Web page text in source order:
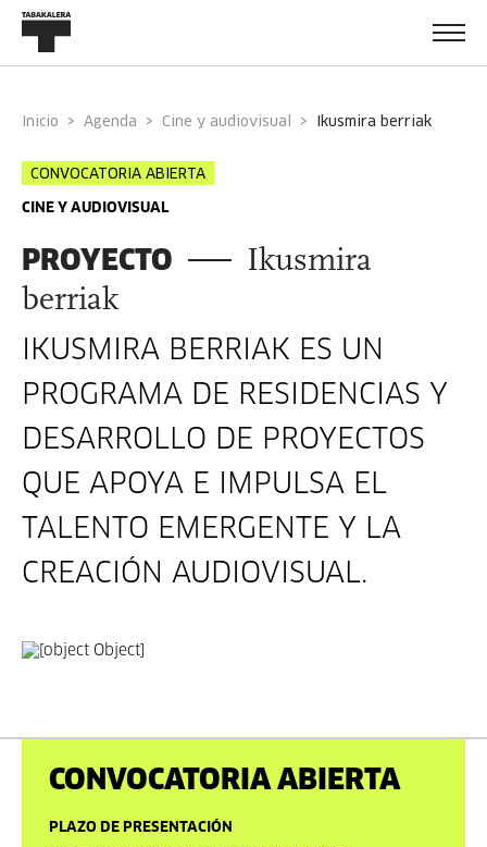
Inicio Agenda Cine y audiovisual ikusmira berriak
CONVOCATORIA ABIERTA
CINE Y AUDIOVISUAL
PROYECTO
Ikusmira
berriak
IKUSMIRA BERRIAK ES UN
PROGRAMA DE RESIDENCIAS Y
DESARROLLO DE PROYECTOS
QUE APOYA E IMPULSA EL
TALENTO EMERGENTE Y LA
CREACIÓN AUDIOVISUAL.
PLAZO DE PRESENTACIÓN
CONVOCATORIA ABIERTA